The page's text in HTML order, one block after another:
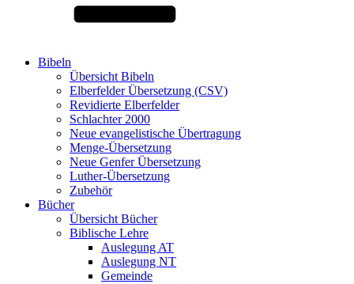
Bibeln
Übersicht Bibeln
Elberfelder Übersetzung (CSV)
Revidierte Elberfelder
Schlachter 2000
Neue evangelistische Übertragung
Menge-Übersetzung
Neue Genfer Übersetzung
Luther-Übersetzung
Zubehör
Bücher
Übersicht Bücher
Biblische Lehre
Auslegung AT
Auslegung NT
Gemeinde